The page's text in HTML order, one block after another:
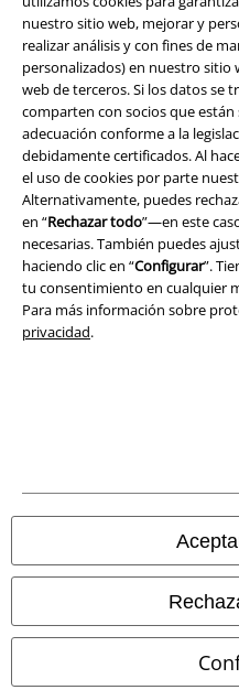
nuestro sitio web, mejorar y
realizar análisis y con fines de
personalizados) en nuestro sitio
web de terceros. Si los datos se
comparten con socios que
adecuación conforme a la
debidamente certificados. Al
el uso de cookies por parte
Alternativamente, puedes
en “Rechazar todo”—en este
necesarias. También puedes
haciendo clic en “Configurar”.
tu consentimiento en cualquier
Para más información sobre
privacidad.
Legal
Términos y Condiciones
Aviso Legal
Ley protección de datos
Eliminación de residuos y
Declaración de Conformidad
© 1986-2026 E.M.P.
Tiendas EMP online